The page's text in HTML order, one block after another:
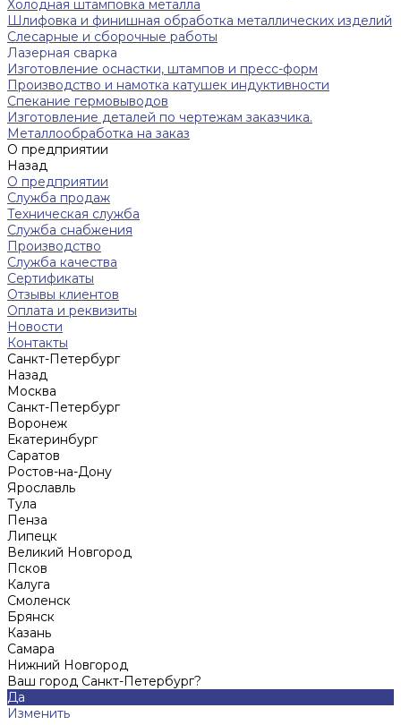
Холодная штамповка металла
Шлифовка и финишная обработка металлических изделий
Слесарные и сборочные работы
Лазерная сварка
Изготовление оснастки, штампов и пресс-форм
Производство и намотка катушек индуктивности
Спекание гермовыводов
Изготовление деталей по чертежам заказчика.
Металлообработка на заказ
О предприятии
Назад
О предприятии
Служба продаж
Техническая служба
Служба снабжения
Производство
Служба качества
Сертификаты
Отзывы клиентов
Оплата и реквизиты
Новости
Контакты
Санкт-Петербург
Назад
Москва
Санкт-Петербург
Воронеж
Екатеринбург
Саратов
Ростов-на-Дону
Ярославль
Тула
Пенза
Липецк
Великий Новгород
Псков
Калуга
Смоленск
Брянск
Казань
Самара
Нижний Новгород
Ваш город Санкт-Петербург?
Да
Изменить